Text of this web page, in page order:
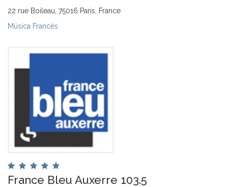
22 rue Boileau, 75016 Paris, France
Música Francés
France Bleu Auxerre 103.5